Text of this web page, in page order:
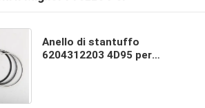
Anello di stantuffo
6204312203 4D95 per